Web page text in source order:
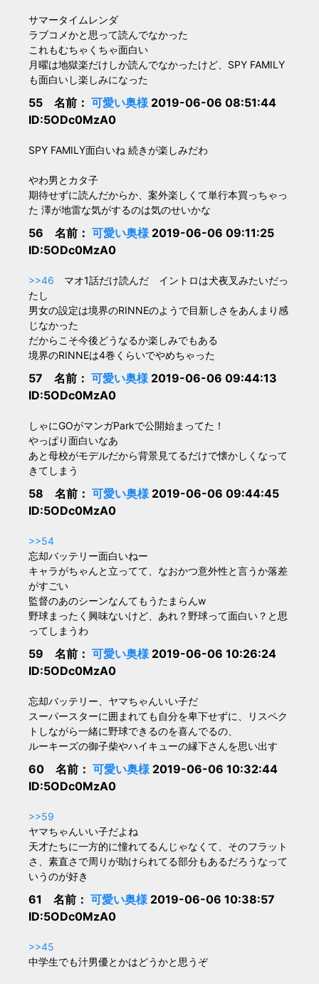
サマータイムレンダ
ラブコメかと思って読んでなかった
これもむちゃくちゃ面白い
月曜は地獄楽だけしか読んでなかったけど、SPY FAMILY
も面白いし楽しみになった
55 名前： 可愛い奥様2019-06-06 08:51:44
ID:5ODc0MzA0
SPY FAMILY面白いね 続きが楽しみだわ
やわ男とカタ子
期待せずに読んだからか、案外楽しくて単行本買っちゃっ
た 澤が地雷な気がするのは気のせいかな
56 名前： 可愛い奥様2019-06-06 09:11:25
ID:5ODc0MzA0
>>46 マオ1話だけ読んだ イントロは犬夜叉みたいだっ
たし
男女の設定は境界のRINNEのようで目新しさをあんまり感
じなかった
だからこそ今後どうなるか楽しみでもある
境界のRINNEは4巻くらいでやめちゃった
57 名前： 可愛い奥様2019-06-06 09:44:13
ID:5ODc0MzA0
しゃにGOがマンガParkで公開始まってた！
やっぱり面白いなあ
あと母校がモデルだから背景見てるだけで懐かしくなって
きてしまう
58 名前： 可愛い奥様2019-06-06 09:44:45
ID:5ODc0MzA0
>>54
忘却バッテリー面白いねー
キャラがちゃんと立ってて、なおかつ意外性と言うか落差
がすごい
監督のあのシーンなんてもうたまらんw
野球まったく興味ないけど、あれ？野球って面白い？と思
ってしまうわ
59 名前： 可愛い奥様2019-06-06 10:26:24
ID:5ODc0MzA0
忘却バッテリー、ヤマちゃんいい子だ
スーパースターに囲まれても自分を卑下せずに、リスペク
トしながら一緒に野球できるのを喜んでるの、
ルーキーズの御子柴やハイキューの縁下さんを思い出す
60 名前： 可愛い奥様2019-06-06 10:32:44
ID:5ODc0MzA0
>>59
ヤマちゃんいい子だよね
天才たちに一方的に憧れてるんじゃなくて、そのフラット
さ、素直さで周りが助けられてる部分もあるだろうなって
いうのが好き
61 名前： 可愛い奥様2019-06-06 10:38:57
ID:5ODc0MzA0
>>45
中学生でも汁男優とかはどうかと思うぞ